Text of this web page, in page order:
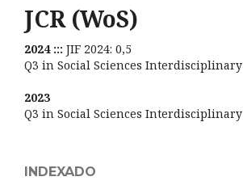
JCR (WoS)
2024 ::: JIF 2024: 0,5
Q3 in Social Sciences Interdisciplinary
2023
Q3 in Social Sciences Interdisciplinary
INDEXADO